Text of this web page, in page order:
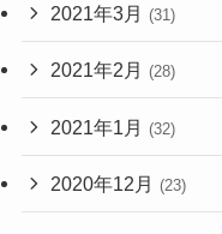
2021年3月 (31)
2021年2月 (28)
2021年1月 (32)
2020年12月 (23)